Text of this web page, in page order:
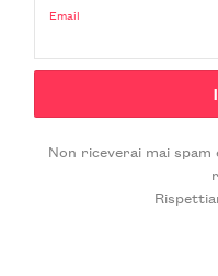
Email
Non riceverai mai